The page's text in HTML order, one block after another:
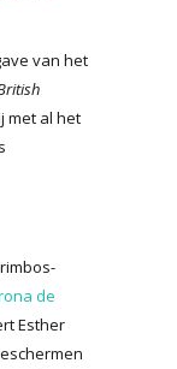
van het
met al het
de
Esther